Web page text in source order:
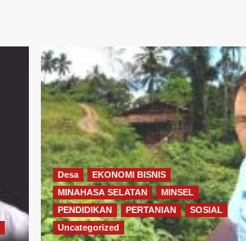
Desa
EKONOMI BISNIS
MINAHASA SELATAN
MINSEL
PENDIDIKAN
PERTANIAN
SOSIAL
Uncategorized